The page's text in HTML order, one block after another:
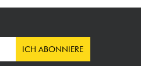
ICH ABONNIERE